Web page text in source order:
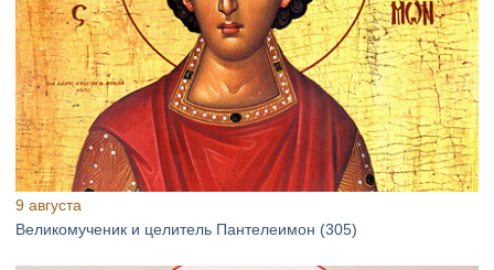
9 августа
Великомученик и целитель Пантелеимон (305)